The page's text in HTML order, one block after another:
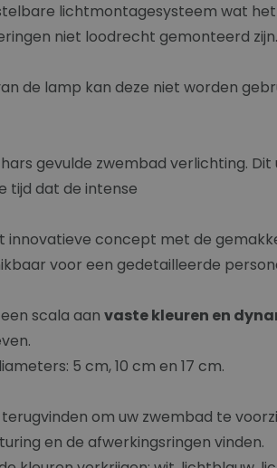
lichtmontagesysteem wat
niet loodrecht gemonteerd zijn.
de lamp kan deze niet worden
gevulde zwembad verlichting.
tijd dat de intense
concept met de
voor een gedetailleerde
scala aan vaste kleuren en
5 cm, 10 cm en 17 cm.
terugvinden om uw zwembad te
en de afwerkingsringen vinden.